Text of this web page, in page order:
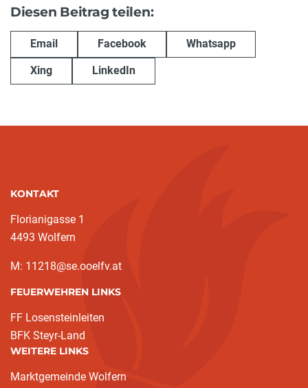
Diesen Beitrag teilen:
Email Facebook Whatsapp
Xing LinkedIn
KONTAKT
Florianigasse 1
4493 Wolfern
M: 11218@se.ooelfv.at
FEUERWEHREN LINKS
FF Losensteinleiten
BFK Steyr-Land
WEITERE LINKS
Marktgemeinde Wolfern